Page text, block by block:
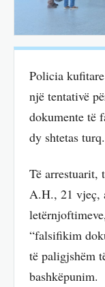
Policia
një tentativë
dokumente të
dy shtetas turq.
Të
A.H., 21 vjeç,
“falsifikim
të paligjshëm
bashkëpunim.